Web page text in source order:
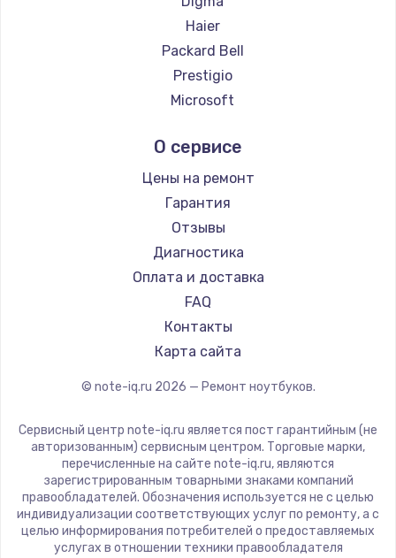
Ремонт ноутбуков Hiper
Ремонт ноутбуков Evga
Ремонт ноутбуков Google
Ремонт ноутбуков Echips
Ремонт ноутбуков Predator
Ремонт ноутбуков iru
Ремонт ноутбуков Machenike
Ремонт ноутбуков DEXP
Ремонт ноутбуков Teclast
Ремонт ноутбуков CHUWI
Ремонт ноутбуков Colorful
Haier
Packard Bell
Prestigio
Microsoft
Aquarius
Gigabyte
Aorus
Maibenben
Getac
Epson
Philips
LG
Panasonic
ZTE
Hiper
Evga
Google
Echips
О сервисе
Цены на ремонт
Гарантия
Отзывы
Диагностика
Оплата и доставка
FAQ
Контакты
Карта сайта
© note-iq.ru 2026 — Ремонт ноутбуков.
Сервисный центр note-iq.ru является пост гарантийным (не
авторизованным) сервисным центром. Торговые марки,
перечисленные на сайте note-iq.ru, являются
зарегистрированным товарными знаками компаний
правообладателей. Обозначения используется не с целью
индивидуализации соответствующих услуг по ремонту, а с
целью информирования потребителей о предоставляемых
услугах в отношении техники правообладателя